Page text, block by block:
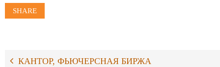
SHARE
КАНТОР, ФЬЮЧЕРСНАЯ БИРЖА